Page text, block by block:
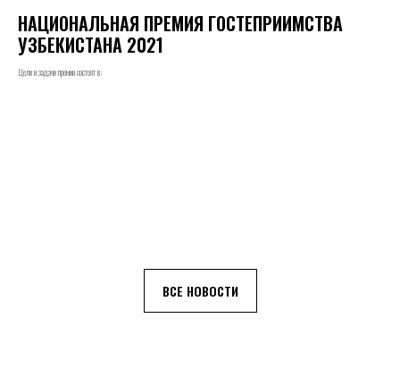
НАЦИОНАЛЬНАЯ ПРЕМИЯ ГОСТЕПРИИМСТВА
УЗБЕКИСТАНА 2021
Цели и задачи премии состоят в:
ВСЕ НОВОСТИ